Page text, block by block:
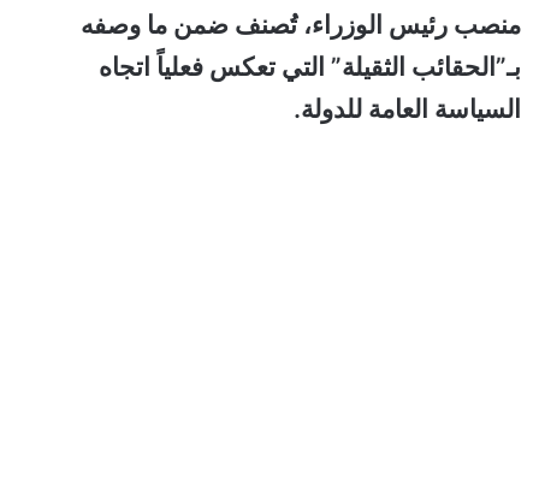
منصب رئيس الوزراء، تُصنف ضمن ما وصفه
بـ”الحقائب الثقيلة” التي تعكس فعلياً اتجاه
السياسة العامة للدولة.